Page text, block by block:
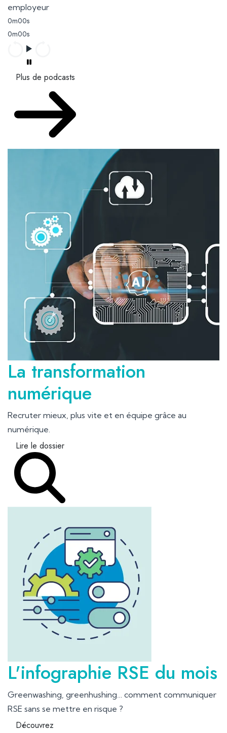
employeur
0m00s
0m00s
Plus de podcasts
La transformation
numérique
Recruter mieux, plus vite et en équipe grâce au
numérique.
Lire le dossier
L'infographie RSE du mois
Greenwashing, greenhushing… comment communiquer
RSE sans se mettre en risque ?
Découvrez